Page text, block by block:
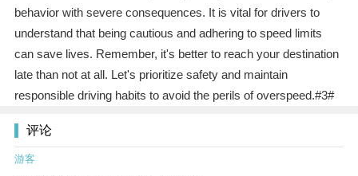
behavior with severe consequences. It is vital for drivers to
understand that being cautious and adhering to speed limits
can save lives. Remember, it's better to reach your destination
late than not at all. Let's prioritize safety and maintain
responsible driving habits to avoid the perils of overspeed.#3#
评论
游客